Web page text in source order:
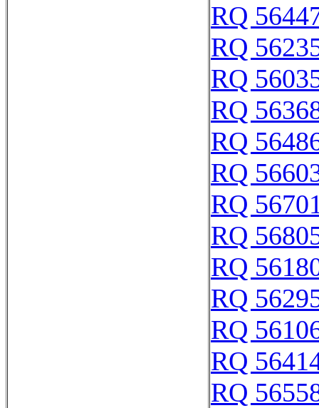
RQ
RQ
RQ
RQ
RQ
RQ
RQ
RQ
RQ
RQ
RQ
RQ
RQ